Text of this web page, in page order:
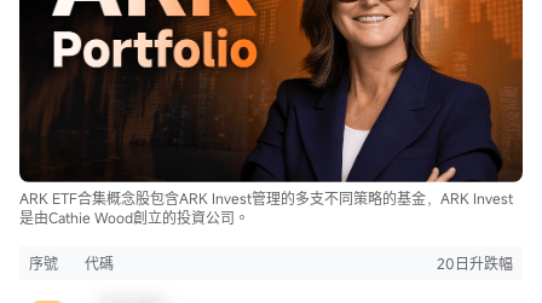
ARK ETF合集概念股包含ARK Invest管理的多支不同策略的基金，ARK Invest
是由Cathie Wood創立的投資公司。
序號 代碼 20日升跌幅